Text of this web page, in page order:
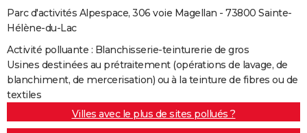
Dictionnaire
Biographies
Citations
Expressions
Proverbes
PROGRAMME TV
COPAINS D'AVANT
S'inscrire
Se connecter
Lycées
Collèges
Primaires
Universités
Entreprises
Service militaire
Avis de recherche
AVIS DE DÉCÈS
Parc d'activités Alpespace, 306 voie Magellan - 73800 Sainte-
Hélène-du-Lac
Activité polluante : Blanchisserie-teinturerie de gros
Usines destinées au prétraitement (opérations de lavage, de
blanchiment, de mercerisation) ou à la teinture de fibres ou de
textiles
Villes avec le plus de sites pollués ?